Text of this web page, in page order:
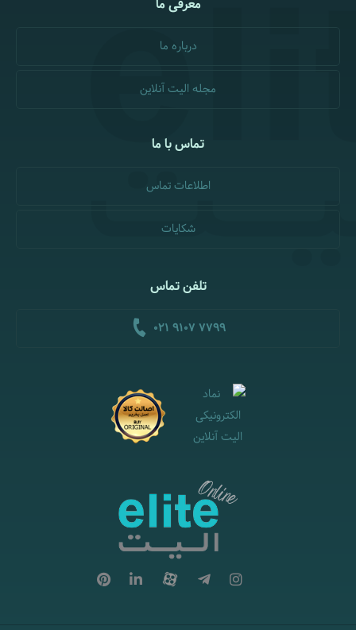
معرفی ما
درباره ما
مجله الیت آنلاین
تماس با ما
اطلاعات تماس
شکایات
تلفن تماس
021 9107 7799